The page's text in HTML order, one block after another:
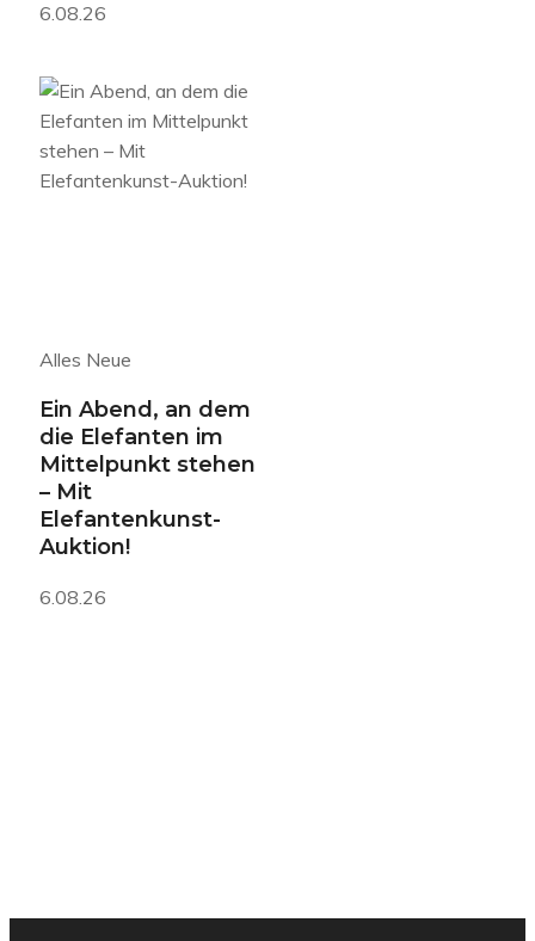
6.08.26
Alles Neue
Ein Abend, an dem
die Elefanten im
Mittelpunkt stehen
– Mit
Elefantenkunst-
Auktion!
6.08.26